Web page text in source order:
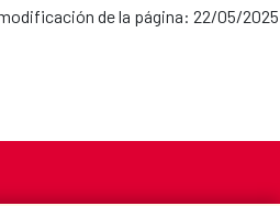
de la página: 22/05/2025